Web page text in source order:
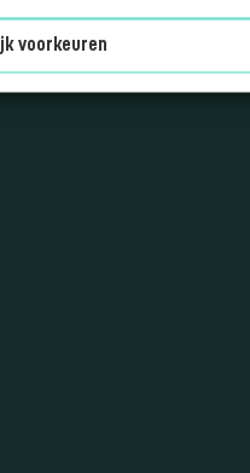
voorkeuren
ons